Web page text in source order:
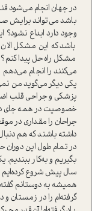
در جهان انجام می‌شود
باشد می‌تواند برایش
وجود دارد ابداع
باشد که این مشکل
مشکل راه‌حل پیدا
می‌کنند را انجام
یکی دیگر می‌گوید من
پزشکی و جراحی قلب
خصوصیت در همه جای
جراحان را مقداری در
داشته باشند که هم
در تمام طول این دوران
سال پیش شروع کرده‌ایم
همیشه به دوستانم